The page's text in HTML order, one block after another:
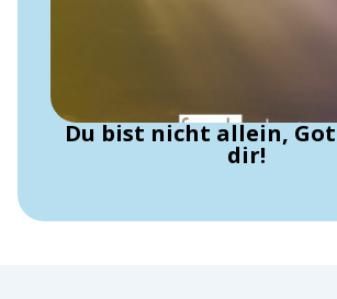
Du bist nicht allein,
dir!